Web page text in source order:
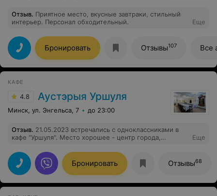
Отзыв. Приятное место, вкусные завтраки, стильный
интерьер. Персонал обходительный.
Еще
Бронировать Отзывы107 Все
КАФЕ
4.8 Аустэрыя Уршуля
Минск, ул. Энгельса, 7 до 23:00
Отзыв. 21.05.2023 встречались с одноклассниками в
кафе "Уршуля". Место хорошее - центр города,
кухня подкачала. Заказ делала заранее, похоже и еду
готовили накануне, за день до нашего прихода.
Рулетики из баклажан были сыроватые. Рыбная
тарелка очень удивила - несколько небольших
кусочков рыбы, обжаренной в сухарях, и две
Еще
Бронировать Отзывы68